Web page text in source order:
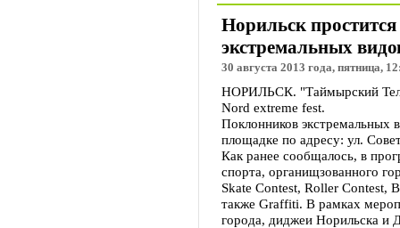
Норильск
экстремальных
30 августа 2013 года, пятница,
НОРИЛЬСК. "Таймырский
Nord extreme fest.
Поклонников экстремальных
площадке по адресу: ул.
Как ранее сообщалось, в
спорта, органищзованного
Skate Contest, Roller Contest,
также Graffiti. В рамках
города, диджеи Норильска и